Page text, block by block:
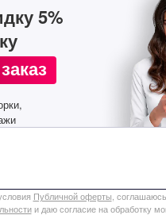
5%
Публичной оферты ,
и даю согласие на обработку